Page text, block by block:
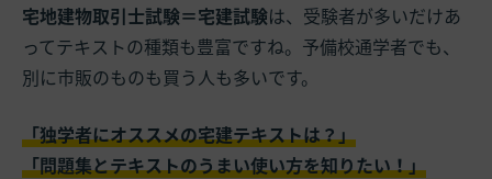
宅地建物取引士試験＝宅建試験は、受験者が多いだけあ
ってテキストの種類も豊富ですね。予備校通学者でも、
別に市販のものも買う人も多いです。
「独学者にオススメの宅建テキストは？」
「問題集とテキストのうまい使い方を知りたい！」